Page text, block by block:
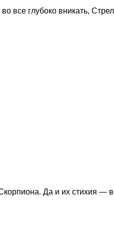
глубоко вникать,
Да и их стихия —